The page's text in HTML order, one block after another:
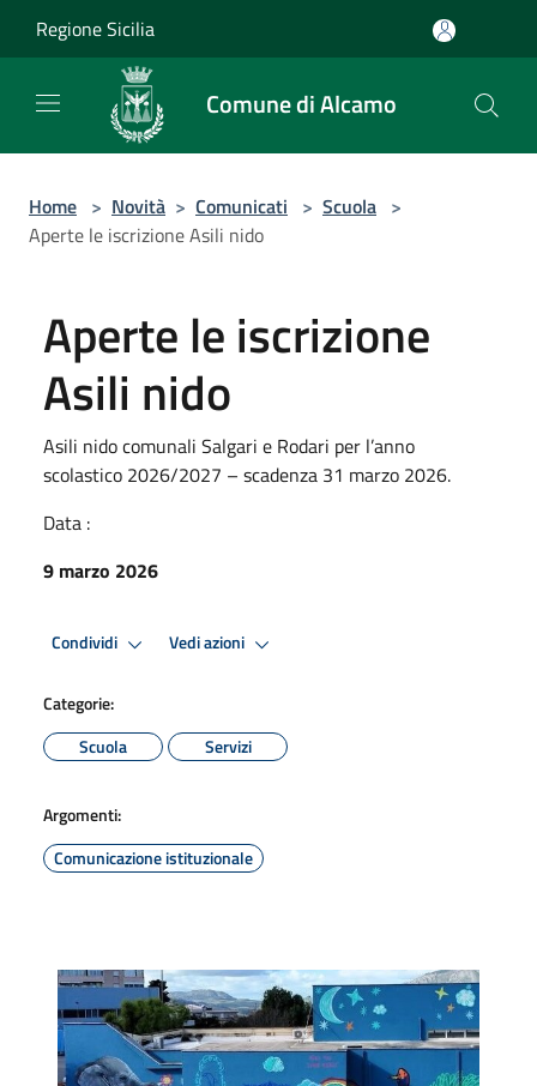
Regione Sicilia
Comune di Alcamo
Home > Novità > Comunicati > Scuola >
Aperte le iscrizione Asili nido
Aperte le iscrizione
Asili nido
Asili nido comunali Salgari e Rodari per l’anno
scolastico 2026/2027 – scadenza 31 marzo 2026.
Data :
9 marzo 2026
Condividi Vedi azioni
Categorie:
Scuola
Servizi
Argomenti:
Comunicazione istituzionale